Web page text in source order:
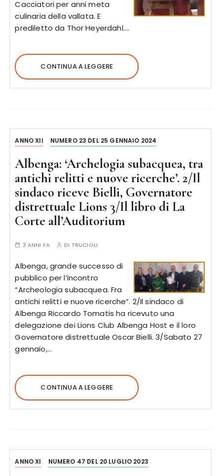
Cacciatori per anni meta
culinaria della vallata. E
prediletto da Thor Heyerdahl….
CONTINUA A LEGGERE
ANNO XII NUMERO 23 DEL 25 GENNAIO 2024
Albenga: ‘Archelogia subacquea, tra
antichi relitti e nuove ricerche’. 2/Il
sindaco riceve Bielli, Governatore
distrettuale Lions 3/Il libro di La
Corte all’Auditorium
3 ANNI FA DI TRUCIOLI
Albenga, grande successo di
pubblico per l’incontro
“Archeologia subacquea. Fra
antichi relitti e nuove ricerche”. 2/Il sindaco di
Albenga Riccardo Tomatis ha ricevuto una
delegazione dei Lions Club Albenga Host e il loro
Governatore distrettuale Oscar Bielli. 3/Sabato 27
gennaio,…
CONTINUA A LEGGERE
ANNO XI NUMERO 47 DEL 20 LUGLIO 2023